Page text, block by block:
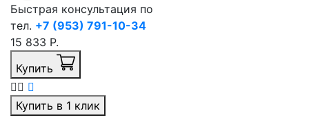
Быстрая консультация по
тел. +7 (953) 791-10-34
15 833 Р.
Купить
Купить в 1 клик